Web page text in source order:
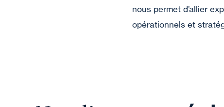
nous permet d’allier
opérationnels et